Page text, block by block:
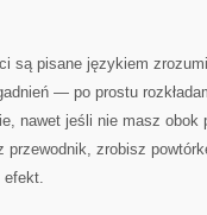
są pisane językiem
— po prostu
nawet jeśli nie masz obok
zrobisz
efekt.